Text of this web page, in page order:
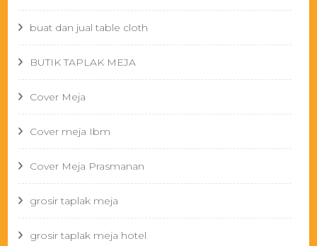
buat dan jual table cloth
BUTIK TAPLAK MEJA
Cover Meja
Cover meja Ibm
Cover Meja Prasmanan
grosir taplak meja
grosir taplak meja hotel